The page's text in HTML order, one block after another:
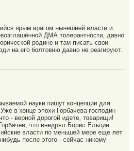
ярым врагом нынешней власти и
ДМА толерантности, давно
родине и там писать свои
на его болтовню давно не реагируют.
науки пишут концепции для
в конце эпохи Горбачева господин
- верной дорогой идете, товарищи!
что внедрял Борис Ельцин
власти по меньшей мере еще лет
после этого - сейчас никому